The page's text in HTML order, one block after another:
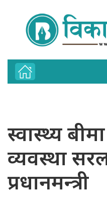
स्वास्थ्य
व्यवस्था सरल
प्रधानमन्त्री